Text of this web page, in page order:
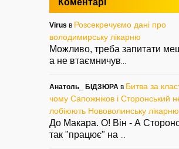
Virus в Розсекречуємо дані про
володимирську лікарню
Можливо, треба запитати
а не втаємничув
Анатоль_ БІДЗЮРА в Битва за
чому Сапожніков і Сторонський
лобіюють Нововолинську
До Макара. О! Він - А
так "працює" на